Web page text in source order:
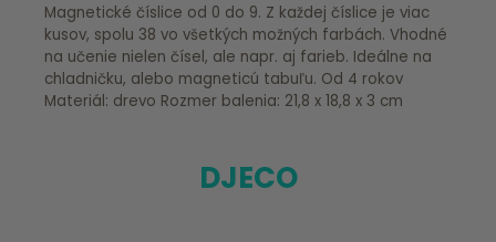
Magnetické číslice od 0 do 9. Z každej číslice je viac
kusov, spolu 38 vo všetkých možných farbách. Vhodné
na učenie nielen čísel, ale napr. aj farieb. Ideálne na
chladničku, alebo magneticú tabuľu. Od 4 rokov
Materiál: drevo Rozmer balenia: 21,8 x 18,8 x 3 cm
DJECO